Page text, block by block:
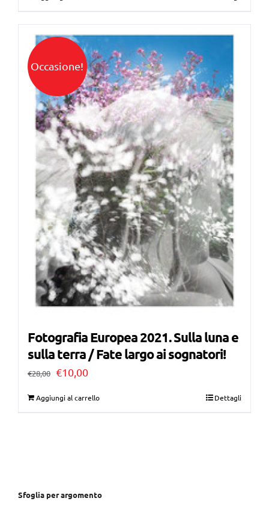
Occasione!
Fotografia Europea 2021. Sulla luna e
sulla terra / Fate largo ai sognatori!
€28,00 Il
€10,00Il
Aggiungi al carrello Dettagli
Sfoglia per argomento